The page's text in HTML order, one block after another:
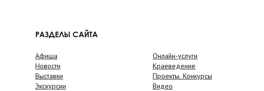
РАЗДЕЛЫ САЙТА
Афиша
Новости
Выставки
Экскурсии
Онлайн-услуги
Краеведение
Проекты. Конкурсы
Видео